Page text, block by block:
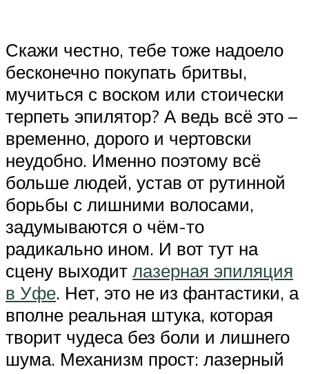
Скажи честно, тебе тоже надоело
бесконечно покупать бритвы,
мучиться с воском или стоически
терпеть эпилятор? А ведь всё это –
временно, дорого и чертовски
неудобно. Именно поэтому всё
больше людей, устав от рутинной
борьбы с лишними волосами,
задумываются о чём-то
радикально ином. И вот тут на
сцену выходит лазерная эпиляция
в Уфе. Нет, это не из фантастики, а
вполне реальная штука, которая
творит чудеса без боли и лишнего
шума. Механизм прост: лазерный